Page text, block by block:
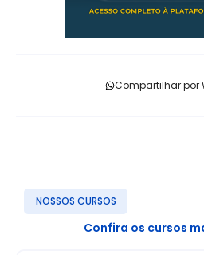
Compartilhar por
NOSSOS CURSOS
Confira os cursos